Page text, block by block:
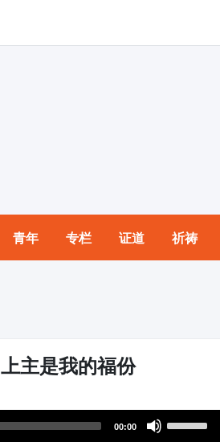
青年 专栏 证道 祈祷
主是我的福份
00:00